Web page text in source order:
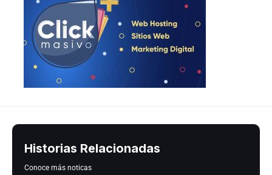
Historias Relacionadas
Conoce más noticas